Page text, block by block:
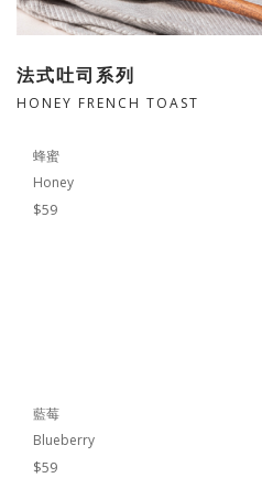
法式吐司系列
HONEY FRENCH TOAST
蜂蜜
Honey
$59
藍莓
Blueberry
$59